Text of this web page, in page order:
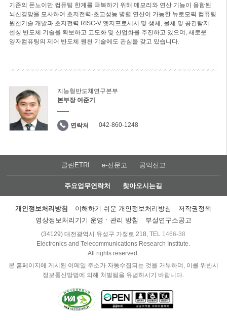
기존의 폰노이만 컴퓨팅 한계를 극복하기 위해 메모리와 연산 기능이 융합된
뇌신경망을 모사하여 초저전력·초고성능 병렬 연산이 가능한 뉴로모픽 컴퓨팅
원천기술 개발과 초저전력 RISC-V 엣지프로세서 및 생체, 물체 및 공간탐지
센싱 반도체 기술을 확보하고 고도화 및 산업화를 추진하고 있으며, 새로운
양자컴퓨팅의 제어 반도체 원천 기술에도 관심을 갖고 있습니다.
지능형반도체연구본부
본부장 여준기
연락처 042-860-1248
클린ETRI e-신문고 공익신고
주요업무연락처 찾아오시는길
개인정보처리방침 이해하기 쉬운 개인정보처리방침
저작권정책
영상정보처리기기 운영ㆍ관리 방침
부설연구소공고
(34129) 대전광역시 유성구 가정로 218, TEL 1466-38
Electronics and Telecommunications Research Institute.
All rights reserved.
본 홈페이지에 게시된 이메일 주소가 자동수집되는 것을 거부하며, 이를 위반시
정보통신망법에 의해 처벌됨을 유념하시기 바랍니다.